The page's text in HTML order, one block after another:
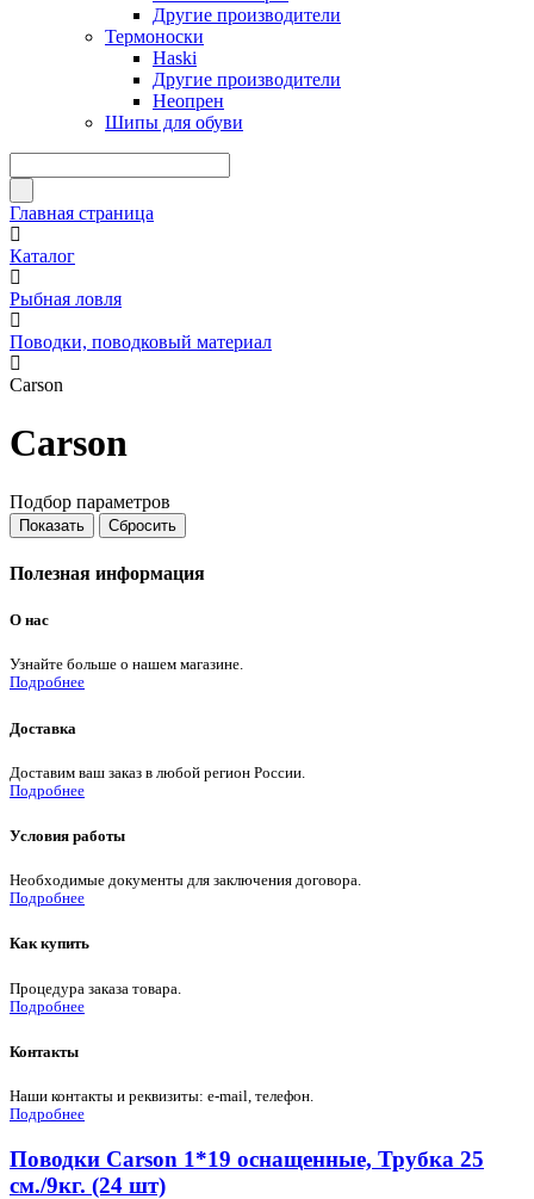
Другие производители
Термоноски
Haski
Другие производители
Неопрен
Шипы для обуви
Главная страница
Каталог
Рыбная ловля
Поводки, поводковый материал
Carson
Carson
Подбор параметров
Полезная информация
О нас
Узнайте больше о нашем магазине.
Подробнее
Доставка
Доставим ваш заказ в любой регион России.
Подробнее
Условия работы
Необходимые документы для заключения договора.
Подробнее
Как купить
Процедура заказа товара.
Подробнее
Контакты
Наши контакты и реквизиты: e-mail, телефон.
Подробнее
Поводки Carson 1*19 оснащенные, Трубка 25
см./9кг. (24 шт)